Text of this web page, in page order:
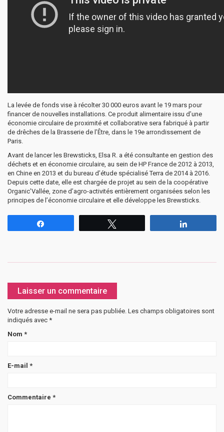
La levée de fonds vise à récolter 30 000 euros avant le 19 mars pour
financer de nouvelles installations. Ce produit alimentaire issu d’une
économie circulaire de proximité et collaborative sera fabriqué à partir
de drêches de la Brasserie de l’Être, dans le 19e arrondissement de
Paris.
Avant de lancer les Brewsticks, Elsa R. a été consultante en gestion des
déchets et en économie circulaire, au sein de HP France de 2012 à 2013,
en Chine en 2013 et du bureau d’étude spécialisé Terra de 2014 à 2016.
Depuis cette date, elle est chargée de projet au sein de la coopérative
Organic’Vallée, zone d’agro-activités entièrement organisées selon les
principes de l’économie circulaire et elle développe les Brewsticks.
Laisser un commentaire
Votre adresse e-mail ne sera pas publiée. Les champs obligatoires sont
indiqués avec *
Nom *
E-mail *
Commentaire *